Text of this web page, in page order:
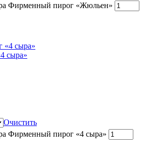
Фирменный пирог «Жюльен»
сыра»
Очистить
Фирменный пирог «4 сыра»